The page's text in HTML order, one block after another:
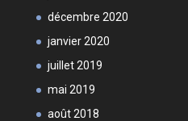
décembre 2020
janvier 2020
juillet 2019
mai 2019
août 2018